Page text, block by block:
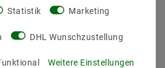
Statistik Marketing
DHL Wunschzustellung
Weitere Einstellungen